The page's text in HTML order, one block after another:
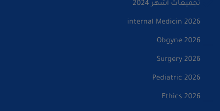
تجميعات أشهر 2024
internal Medicin 2026
Obgyne 2026
Surgery 2026
Pediatric 2026
Ethics 2026